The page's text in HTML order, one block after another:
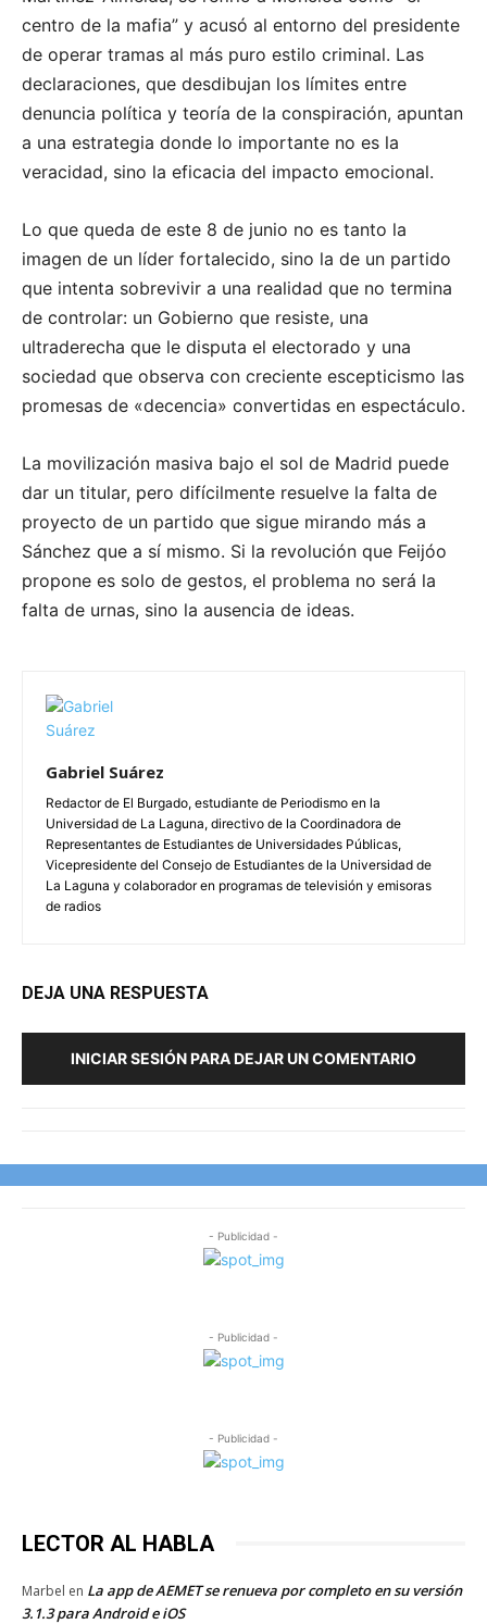
centro de la mafia” y acusó al entorno del presidente
de operar tramas al más puro estilo criminal. Las
declaraciones, que desdibujan los límites entre
denuncia política y teoría de la conspiración, apuntan
a una estrategia donde lo importante no es la
veracidad, sino la eficacia del impacto emocional.
Lo que queda de este 8 de junio no es tanto la
imagen de un líder fortalecido, sino la de un partido
que intenta sobrevivir a una realidad que no termina
de controlar: un Gobierno que resiste, una
ultraderecha que le disputa el electorado y una
sociedad que observa con creciente escepticismo las
promesas de «decencia» convertidas en espectáculo.
La movilización masiva bajo el sol de Madrid puede
dar un titular, pero difícilmente resuelve la falta de
proyecto de un partido que sigue mirando más a
Sánchez que a sí mismo. Si la revolución que Feijóo
propone es solo de gestos, el problema no será la
falta de urnas, sino la ausencia de ideas.
Gabriel Suárez
Redactor de El Burgado, estudiante de Periodismo en la
Universidad de La Laguna, directivo de la Coordinadora de
Representantes de Estudiantes de Universidades Públicas,
Vicepresidente del Consejo de Estudiantes de la Universidad de
La Laguna y colaborador en programas de televisión y emisoras
de radios
DEJA UNA RESPUESTA
INICIAR SESIÓN PARA DEJAR UN COMENTARIO
- Publicidad -
- Publicidad -
- Publicidad -
LECTOR AL HABLA
Marbel en La app de AEMET se renueva por completo en su versión
3.1.3 para Android e iOS